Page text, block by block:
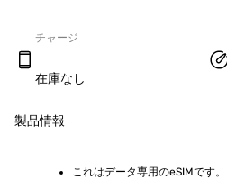
チャージ
在庫なし
製品情報
これはデータ専用のeSIMです